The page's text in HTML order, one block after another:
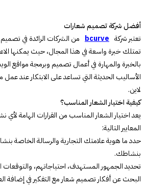
أفضل شركة تصميم شعارات
تعتبر شركة bcurve من الشركات الرائدة في تصميم
تمتلك خبرة واسعة في هذا المجال، حيث يمكنها
بالخبرة والمهارة في أعمال تصميم وبرمجة مواقع
الأساليب الحديثة التي تساعد على الابتكار عند
لاين.
كيفية اختيار الشعار المناسب؟
يعد اختيار الشعار المناسب من القرارات الهامة
المعايير التالية:
حدد ما هوية علامتك التجارية والرسالة الخاصة
بنشاطك.
تحديد الجمهور المستهدف، احتياجاتهم،
البحث عن أفكار تصميم شعار مع التفكير في إضافة